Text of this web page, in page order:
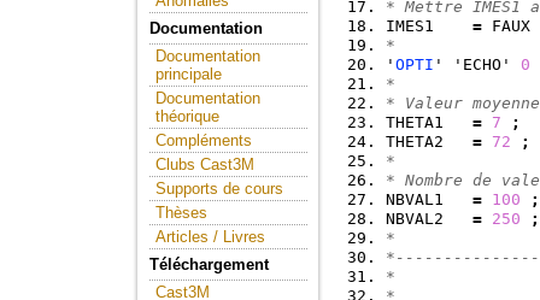
Documentation
Documentation
principale
Documentation
théorique
Compléments
Clubs Cast3M
Supports de cours
Thèses
Articles / Livres
Téléchargement
Cast3M
* Mettre IMES1
IMES1 = FAUX
*
' OPTI ' 'ECHO' 0
*
* Valeur
THETA1 = 7
;
THETA2 = 72
;
*
* Nombre de
NBVAL1 = 100
;
NBVAL2 = 250
;
*
*
*